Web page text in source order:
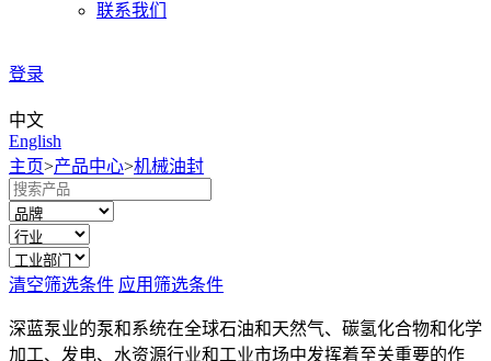
联系我们
登录
中文
English
主页>产品中心>机械油封
清空筛选条件 应用筛选条件
深蓝泵业的泵和系统在全球石油和天然气、碳氢化合物和化学
加工、发电、水资源行业和工业市场中发挥着至关重要的作